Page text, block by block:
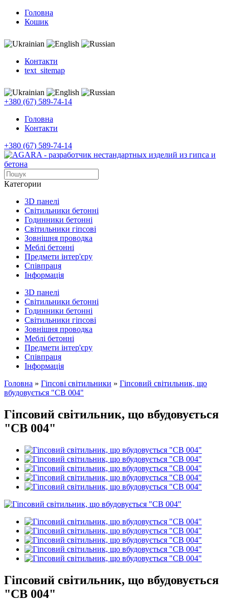
Головна
Кошик
Контакти
text_sitemap
+380 (67) 589-74-14
Головна
Контакти
+380 (67) 589-74-14
Категории
3D панелi
Світильники бетонні
Годинники бетонні
Світильники гіпсові
Зовнішня проводка
Меблі бетонні
Предмети інтер'єру
Співпраця
Інформація
3D панелi
Світильники бетонні
Годинники бетонні
Світильники гіпсові
Зовнішня проводка
Меблі бетонні
Предмети інтер'єру
Співпраця
Інформація
Головна » Гіпсові світильники » Гіпсовий світильник, що
вбудовується "СВ 004"
Гіпсовий світильник, що вбудовується
"СВ 004"
Гіпсовий світильник, що вбудовується
"СВ 004"